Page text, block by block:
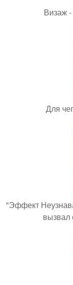
Визаж -
Для
"Эффект
вызвал